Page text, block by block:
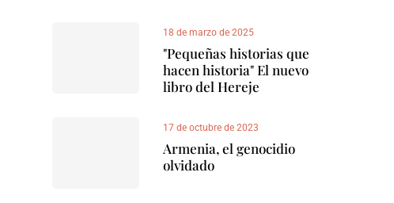
18 de marzo de 2025
"Pequeñas historias que
hacen historia" El nuevo
libro del Hereje
17 de octubre de 2023
Armenia, el genocidio
olvidado